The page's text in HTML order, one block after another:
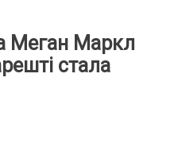
Меган Маркл
стала